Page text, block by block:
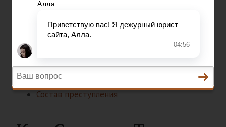
Право на защиту
Гражданский кодекс
Уголовный кодекс
Законы
Состав преступления